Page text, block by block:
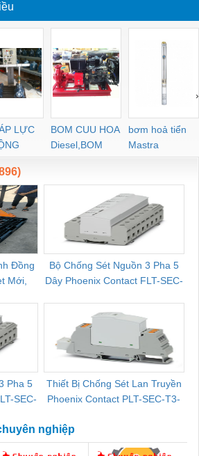
LỰC
BOM CUU HOA
Diesel,BOM
CHUA CHAY
bơm hoả tiển
Mastra
›
Đồng
Mới,
Bộ Chống Sét Nguồn 3 Pha 5
Dây Phoenix Contact FLT-SEC-
Pha 5
SEC-
Thiết Bị Chống Sét Lan Truyền
Phoenix Contact PLT-SEC-T3-
nghiệp